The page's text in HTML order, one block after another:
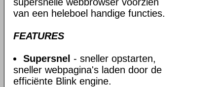
van een heleboel handige functies.
FEATURES
Supersnel - sneller opstarten,
sneller webpagina's laden door de
efficiënte Blink engine.